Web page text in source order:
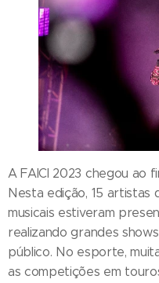
A FAICI 2023 chegou ao
Nesta edição, 15 artistas
musicais estiveram
realizando grandes
público. No esporte,
as competições em